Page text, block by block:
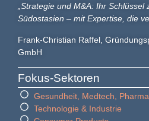
„Strategie und M&A: Ihr
Südostasien – mit Expertise, die
Frank-Christian Raffel,
GmbH
Fokus-Sektoren
Gesundheit, Medtech, Pharma
Technologie & Industrie